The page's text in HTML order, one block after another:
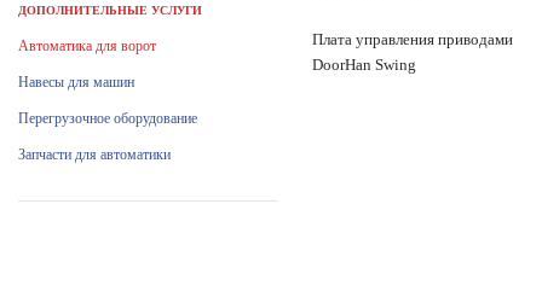
ДОПОЛНИТЕЛЬНЫЕ УСЛУГИ
Автоматика для ворот
Навесы для машин
Перегрузочное оборудование
Запчасти для автоматики
Плата управления приводами
DoorHan Swing